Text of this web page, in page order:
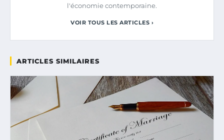
l'économie contemporaine.
VOIR TOUS LES ARTICLES ›
ARTICLES SIMILAIRES